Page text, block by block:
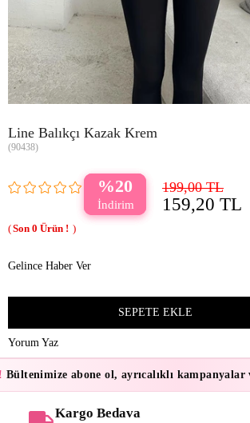
Line Balıkçı Kazak Krem
(90438)
20 199,00 TL
159,20 TL
0
Gelince Haber Ver
Yorum Yaz
Bültenimize abone ol, ayrıcalıklı kampanyalar
Kargo Bedava